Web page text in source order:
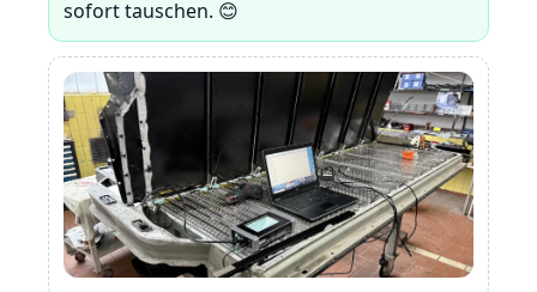
sofort tauschen. 😊